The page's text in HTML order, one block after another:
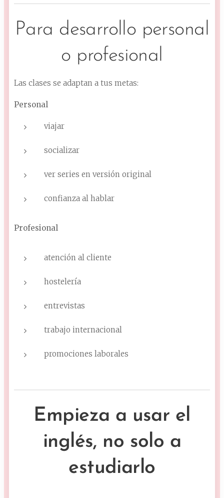
Para desarrollo personal
o profesional
Las clases se adaptan a tus metas:
Personal
viajar
socializar
ver series en versión original
confianza al hablar
Profesional
atención al cliente
hostelería
entrevistas
trabajo internacional
promociones laborales
Empieza a usar el
inglés, no solo a
estudiarlo